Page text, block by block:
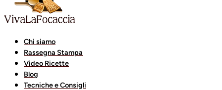
Chi siamo
Rassegna Stampa
Video Ricette
Blog
Tecniche e Consigli